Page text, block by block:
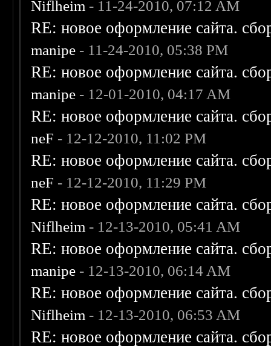
Niflheim - 11-24-2010, 07:12 AM
RE: новое оформление сайта.
manipe - 11-24-2010, 05:38 PM
RE: новое оформление сайта.
manipe - 12-01-2010, 04:17 AM
RE: новое оформление сайта.
neF - 12-12-2010, 11:02 PM
RE: новое оформление сайта.
neF - 12-12-2010, 11:29 PM
RE: новое оформление сайта.
Niflheim - 12-13-2010, 05:41 AM
RE: новое оформление сайта.
manipe - 12-13-2010, 06:14 AM
RE: новое оформление сайта.
Niflheim - 12-13-2010, 06:53 AM
RE: новое оформление сайта.